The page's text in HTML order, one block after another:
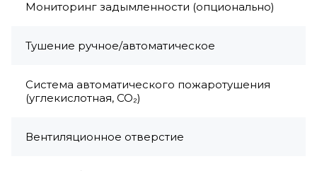
Мониторинг задымленности (опционально)
Тушение ручное/автоматическое
Система автоматического пожаротушения
(углекислотная, CO₂)
Вентиляционное отверстие